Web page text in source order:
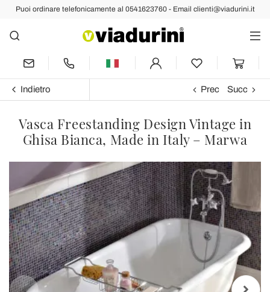
Puoi ordinare telefonicamente al 0541623760 - Email clienti@viadurini.it
Indietro Prec Succ
Vasca Freestanding Design Vintage in
Ghisa Bianca, Made in Italy – Marwa